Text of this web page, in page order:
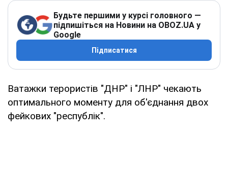
Будьте першими у курсі головного —
підпишіться на Новини на OBOZ.UA у
Google
Підписатися
Ватажки терористів "ДНР" і "ЛНР" чекають
оптимального моменту для об'єднання двох
фейкових "республік".